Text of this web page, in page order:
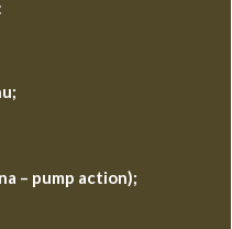
– pump action);